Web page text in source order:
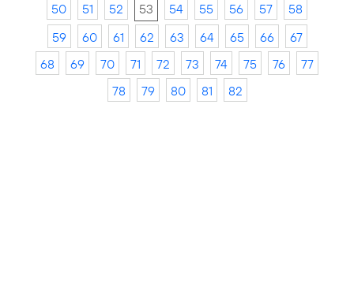
50
51 52 53 54 55 56 57
58
59
60 61 62 63 64 65 66
67
68
69 70 71 72 73 74 75 76
77
78
79 80 81 82